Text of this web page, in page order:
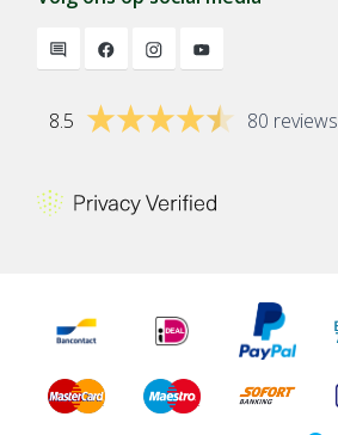
8.5 80 reviews